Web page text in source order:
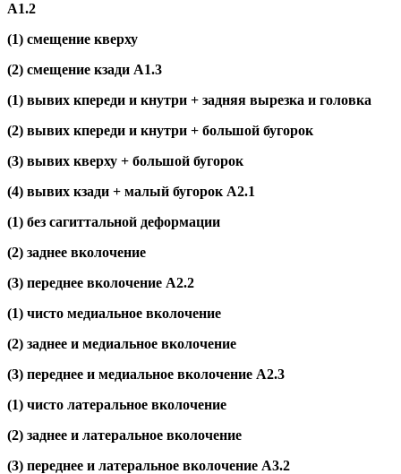
А1.2
(1) смещение кверху
(2) смещение кзади А1.3
(1) вывих кпереди и кнутри + задняя вырезка и головка
(2) вывих кпереди и кнутри + большой бугорок
(3) вывих кверху + большой бугорок
(4) вывих кзади + малый бугорок А2.1
(1) без сагиттальной деформации
(2) заднее вколочение
(3) переднее вколочение А2.2
(1) чисто медиальное вколочение
(2) заднее и медиальное вколочение
(3) переднее и медиальное вколочение А2.3
(1) чисто латеральное вколочение
(2) заднее и латеральное вколочение
(3) переднее и латеральное вколочение А3.2